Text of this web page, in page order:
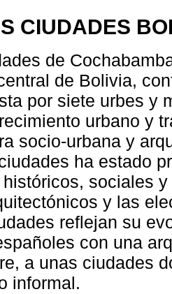
CIUDADES
de
de Bolivia,
por siete urbes y
urbano y
socio-urbana y
ha estado
sociales
y las
reflejan su
con una
a unas ciudades
informal.